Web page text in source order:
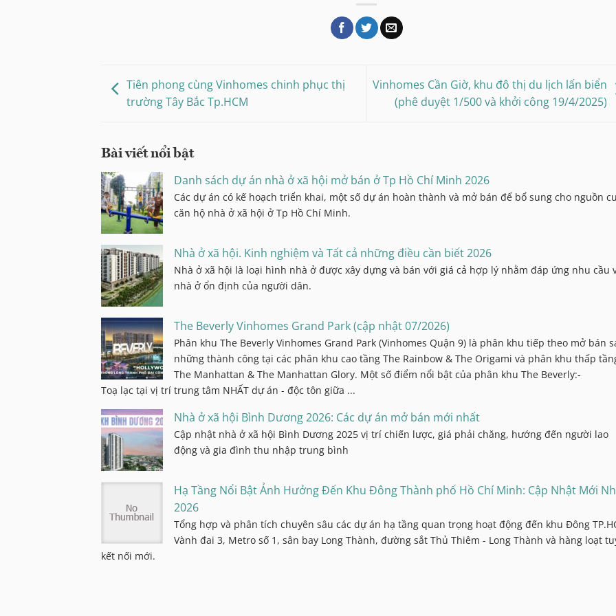
Tiên phong cùng Vinhomes chinh phục thị
trường Tây Bắc Tp.HCM
Vinhomes Cần Giờ, khu đô thị du lịch lấn biển
(phê duyệt 1/500 và khởi công 19/4/2025)
Bài viết nổi bật
Danh sách dự án nhà ở xã hội mở bán ở Tp Hồ Chí Minh 2026
Các dự án có kế hoạch triển khai, một số dự án hoàn thành và mở bán để bổ sung cho nguồn
căn hộ nhà ở xã hội ở Tp Hồ Chí Minh.
Nhà ở xã hội. Kinh nghiệm và Tất cả những điều cần biết 2026
Nhà ở xã hội là loại hình nhà ở được xây dựng và bán với giá cả hợp lý nhằm đáp ứng nhu cầu
nhà ở ổn định của người dân.
The Beverly Vinhomes Grand Park (cập nhật 07/2026)
Phân khu The Beverly Vinhomes Grand Park (Vinhomes Quận 9) là phân khu tiếp theo mở bán
những thành công tại các phân khu cao tầng The Rainbow & The Origami và phân khu thấp
The Manhattan & The Manhattan Glory. Một số điểm nổi bật của phân khu The Beverly:-
Toạ lạc tại vị trí trung tâm NHẤT dự án - độc tôn giữa ...
Nhà ở xã hội Bình Dương 2026: Các dự án mở bán mới nhất
Cập nhật nhà ở xã hội Bình Dương 2025 vị trí chiến lược, giá phải chăng, hướng đến người lao
động và gia đình thu nhập trung bình
Hạ Tầng Nổi Bật Ảnh Hưởng Đến Khu Đông Thành phố Hồ Chí Minh: Cập Nhật Mới
2026
Tổng hợp và phân tích chuyên sâu các dự án hạ tầng quan trọng hoạt động đến khu Đông
Vành đai 3, Metro số 1, sân bay Long Thành, đường sắt Thủ Thiêm - Long Thành và hàng loạt
kết nối mới.